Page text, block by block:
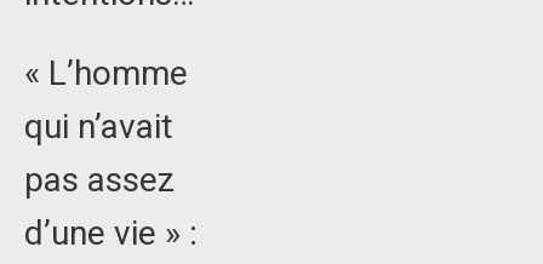
« L’homme
qui n’avait
pas assez
d’une vie » :